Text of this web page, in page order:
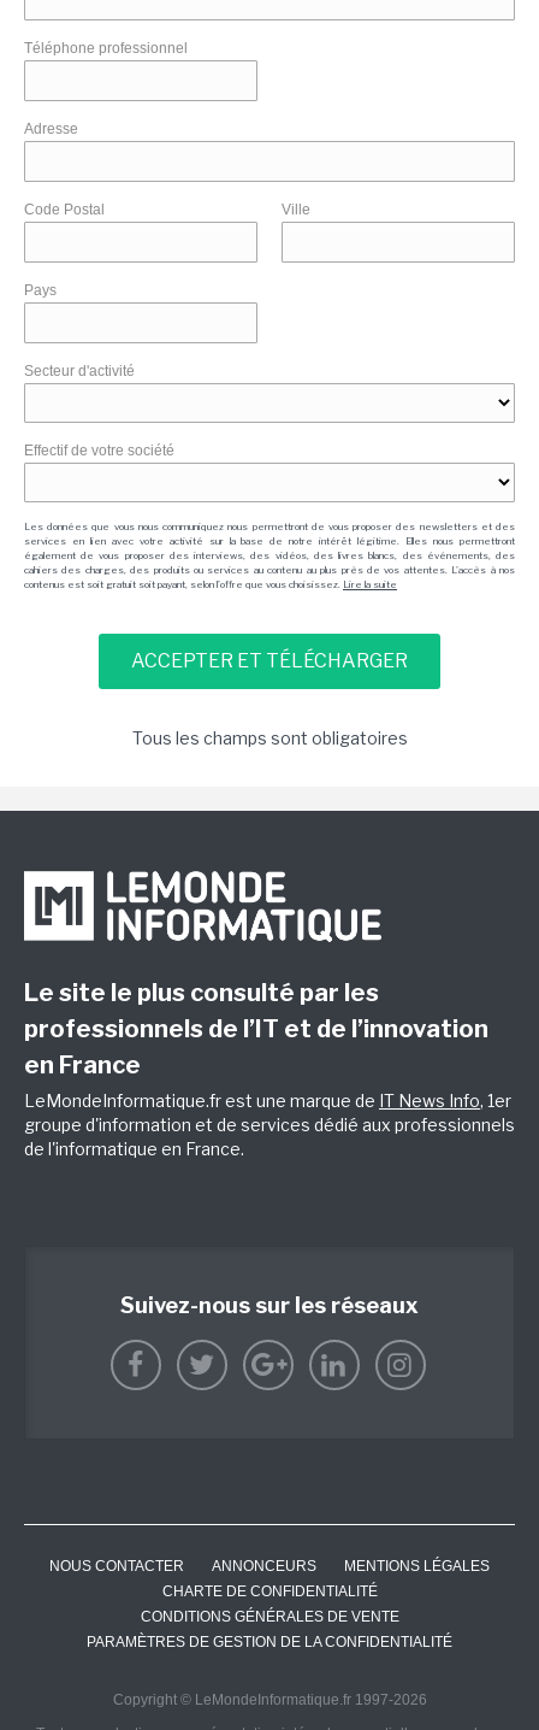
Téléphone professionnel
Adresse
Code Postal Ville
Pays
Secteur d'activité
Effectif de votre société
Les données que vous nous communiquez nous permettront de vous proposer des newsletters et des
services en lien avec votre activité sur la base de notre intérêt légitime. Elles nous permettront
également de vous proposer des interviews, des vidéos, des livres blancs, des événements, des
cahiers des charges, des produits ou services au contenu au plus près de vos attentes. L'accès à nos
contenus est soit gratuit soit payant, selon l'offre que vous choisissez. Lire la suite
Tous les champs sont obligatoires
Le site le plus consulté par les
professionnels de l’IT et de l’innovation
en France
LeMondeInformatique.fr est une marque de IT News Info, 1er
groupe d'information et de services dédié aux professionnels
de l'informatique en France.
Suivez-nous sur les réseaux
NOUS CONTACTER ANNONCEURS
MENTIONS LÉGALES
CHARTE DE CONFIDENTIALITÉ
CONDITIONS GÉNÉRALES DE VENTE
PARAMÈTRES DE GESTION DE LA CONFIDENTIALITÉ
Copyright © LeMondeInformatique.fr 1997-2026